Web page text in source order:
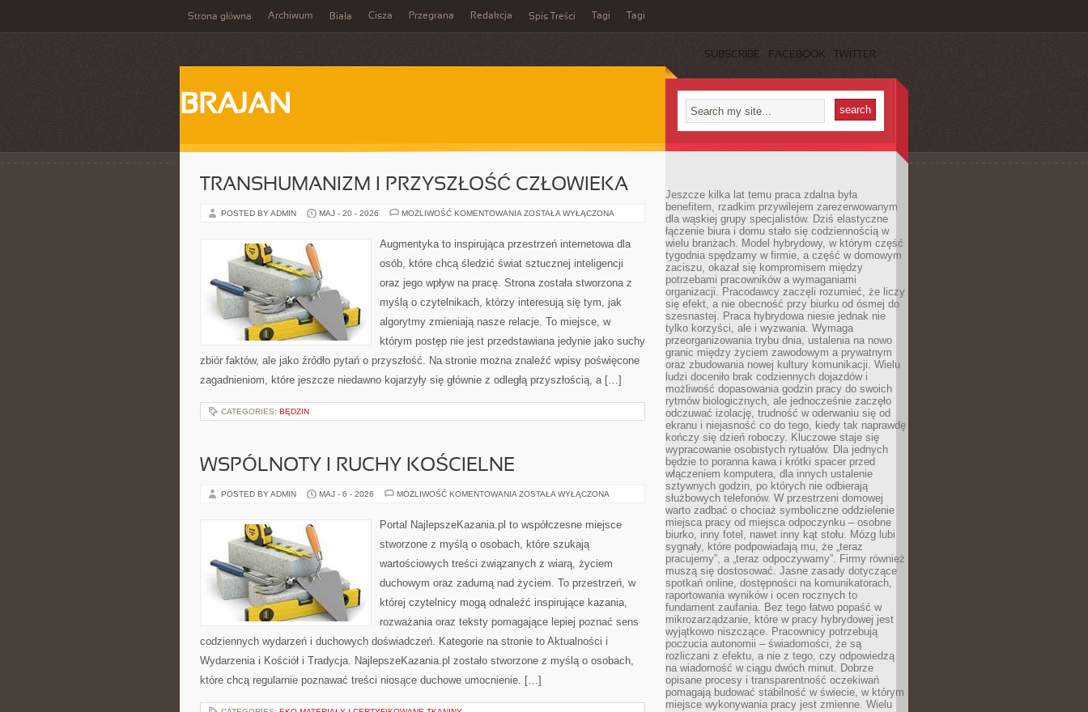
Strona główna Archiwum Biała Cisza Przegrana Redakcja Spis Treści Tagi Tagi
SUBSCRIBE FACEBOOK TWITTER
BRAJAN
TRANSHUMANIZM I PRZYSZŁOŚĆ CZŁOWIEKA
POSTED BY ADMIN MAJ - 20 - 2026 MOŻLIWOŚĆ KOMENTOWANIA TRANSHUMANIZM
CZŁOWIEKA
ZOSTAŁA WYŁĄCZONA
Augmentyka to inspirująca przestrzeń internetowa dla
osób, które chcą śledzić świat sztucznej inteligencji
oraz jego wpływ na pracę. Strona została stworzona z
myślą o czytelnikach, którzy interesują się tym, jak
algorytmy zmieniają nasze relacje. To miejsce, w
którym postęp nie jest przedstawiana jedynie jako suchy
zbiór faktów, ale jako źródło pytań o przyszłość. Na stronie można znaleźć wpisy poświęcone
zagadnieniom, które jeszcze niedawno kojarzyły się głównie z odległą przyszłością, a […]
CATEGORIES: BĘDZIN
WSPÓLNOTY I RUCHY KOŚCIELNE
POSTED BY ADMIN MAJ - 6 - 2026 MOŻLIWOŚĆ KOMENTOWANIA WSPÓLNOTY
KOŚCIELNE
ZOSTAŁA WYŁĄCZONA
Portal NajlepszeKazania.pl to współczesne miejsce
stworzone z myślą o osobach, które szukają
wartościowych treści związanych z wiarą, życiem
duchowym oraz zadumą nad życiem. To przestrzeń, w
której czytelnicy mogą odnaleźć inspirujące kazania,
rozważania oraz teksty pomagające lepiej poznać sens
codziennych wydarzeń i duchowych doświadczeń. Kategorie na stronie to Aktualności i
Wydarzenia i Kościół i Tradycja. NajlepszeKazania.pl zostało stworzone z myślą o osobach,
które chcą regularnie poznawać treści niosące duchowe umocnienie. […]
Jeszcze kilka lat temu praca zdalna była
benefitem, rzadkim przywilejem zarezerwowanym
dla wąskiej grupy specjalistów. Dziś elastyczne
łączenie biura i domu stało się codziennością w
wielu branżach. Model hybrydowy, w którym część
tygodnia spędzamy w firmie, a część w domowym
zaciszu, okazał się kompromisem między
potrzebami pracowników a wymaganiami
organizacji. Pracodawcy zaczęli rozumieć, że liczy
się efekt, a nie obecność przy biurku od ósmej do
szesnastej. Praca hybrydowa niesie jednak nie
tylko korzyści, ale i wyzwania. Wymaga
przeorganizowania trybu dnia, ustalenia na nowo
granic między życiem zawodowym a prywatnym
oraz zbudowania nowej kultury komunikacji. Wielu
ludzi doceniło brak codziennych dojazdów i
możliwość dopasowania godzin pracy do swoich
rytmów biologicznych, ale jednocześnie zaczęło
odczuwać izolację, trudność w oderwaniu się od
ekranu i niejasność co do tego, kiedy tak naprawdę
kończy się dzień roboczy. Kluczowe staje się
wypracowanie osobistych rytuałów. Dla jednych
będzie to poranna kawa i krótki spacer przed
włączeniem komputera, dla innych ustalenie
sztywnych godzin, po których nie odbierają
służbowych telefonów. W przestrzeni domowej
warto zadbać o chociaż symboliczne oddzielenie
miejsca pracy od miejsca odpoczynku – osobne
biurko, inny fotel, nawet inny kąt stołu. Mózg lubi
sygnały, które podpowiadają mu, że „teraz
pracujemy”, a „teraz odpoczywamy”. Firmy również
muszą się dostosować. Jasne zasady dotyczące
spotkań online, dostępności na komunikatorach,
raportowania wyników i ocen rocznych to
fundament zaufania. Bez tego łatwo popaść w
mikrozarządzanie, które w pracy hybrydowej jest
wyjątkowo niszczące. Pracownicy potrzebują
poczucia autonomii – świadomości, że są
rozliczani z efektu, a nie z tego, czy odpowiedzą
na wiadomość w ciągu dwóch minut. Dobrze
opisane procesy i transparentność oczekiwań
pomagają budować stabilność w świecie, w którym
miejsce wykonywania pracy jest zmienne. Wielu